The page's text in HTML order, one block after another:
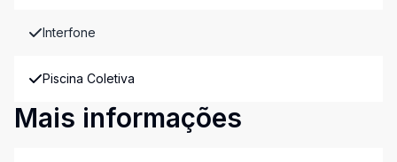
Interfone
Piscina Coletiva
Mais informações